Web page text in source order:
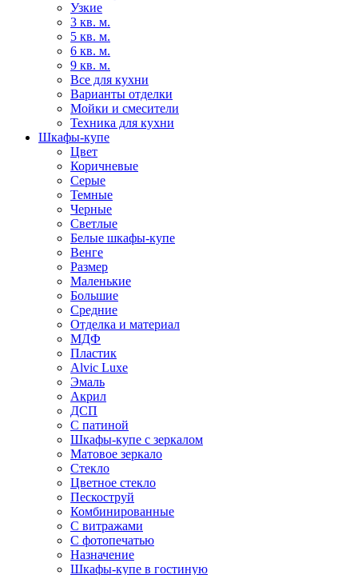
Узкие
3 кв. м.
5 кв. м.
6 кв. м.
9 кв. м.
Все для кухни
Варианты отделки
Мойки и смесители
Техника для кухни
Шкафы-купе
Цвет
Коричневые
Серые
Темные
Черные
Светлые
Белые шкафы-купе
Венге
Размер
Маленькие
Большие
Средние
Отделка и материал
МДФ
Пластик
Alvic Luxe
Эмаль
Акрил
ДСП
С патиной
Шкафы-купе с зеркалом
Матовое зеркало
Стекло
Цветное стекло
Пескоструй
Комбинированные
С витражами
С фотопечатью
Назначение
Шкафы-купе в гостиную